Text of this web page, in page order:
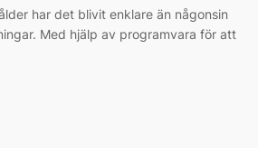
har det blivit enklare än någonsin
Med hjälp av programvara för att